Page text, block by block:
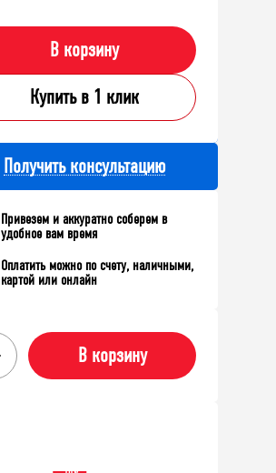
В корзину
Купить в 1 клик
Получить консультацию
Привезем и аккуратно соберем в
удобное вам время
Оплатить можно по счету, наличными,
картой или онлайн
В корзину